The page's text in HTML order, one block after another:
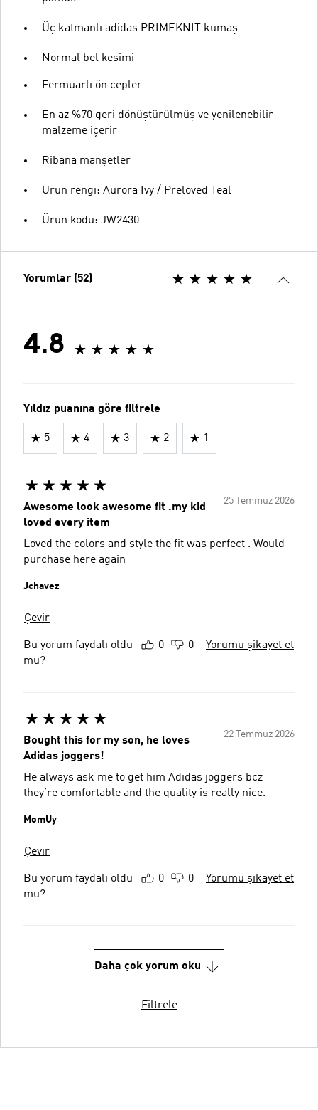
Üç katmanlı adidas PRIMEKNIT kumaş
Normal bel kesimi
Fermuarlı ön cepler
En az %70 geri dönüştürülmüş ve yenilenebilir
malzeme içerir
Ribana manşetler
Ürün rengi: Aurora Ivy / Preloved Teal
Ürün kodu: JW2430
Yorumlar (52)
4.8
Yıldız puanına göre filtrele
5 4 3 2 1
25 Temmuz 2026
Awesome look awesome fit .my kid
loved every item
Loved the colors and style the fit was perfect . Would
purchase here again
Jchavez
Çevir
Bu yorum faydalı oldu
mu?
0 0 Yorumu şikayet et
22 Temmuz 2026
Bought this for my son, he loves
Adidas joggers!
He always ask me to get him Adidas joggers bcz
they’re comfortable and the quality is really nice.
MomUy
Çevir
Bu yorum faydalı oldu
mu?
0 0 Yorumu şikayet et
Daha çok yorum oku
Filtrele